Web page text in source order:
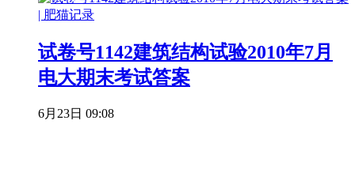
试卷号1142建筑结构试验2010年7月
电大期末考试答案
6月23日 09:08